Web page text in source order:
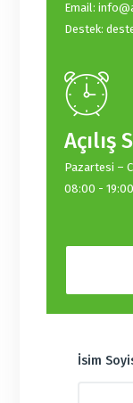
Email:
Destek:
Açılış
Pazartesi –
08:00 - 19:00
İsim